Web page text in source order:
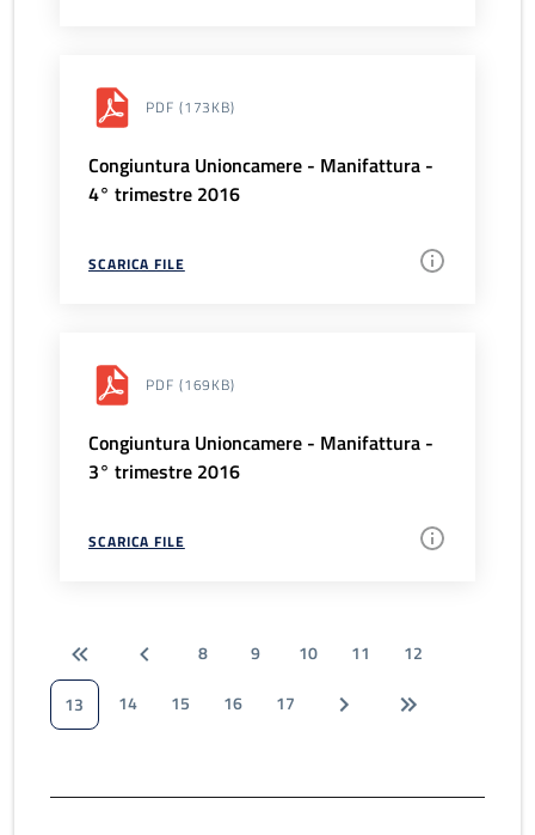
PDF (173KB)
Congiuntura Unioncamere - Manifattura -
4° trimestre 2016
SCARICA FILE
PDF (169KB)
Congiuntura Unioncamere - Manifattura -
3° trimestre 2016
SCARICA FILE
8 9 10 11
12
13
14 15 16 17